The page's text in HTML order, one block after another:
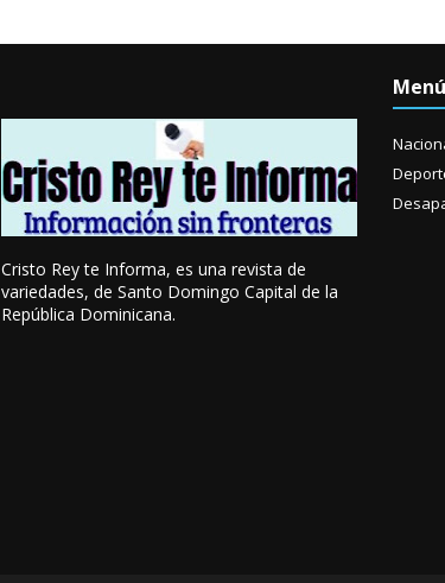
Cristo Rey te Informa, es una revista de
variedades, de Santo Domingo Capital de la
República Dominicana.
Menú